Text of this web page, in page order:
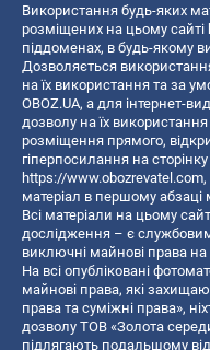
Використання будь-яких
розміщених на цьому сайті
піддоменах, в будь-якому
Дозволяється
на їх використання та за
OBOZ.UA, а для інтернет-
дозволу на їх
розміщення прямого,
гіперпосилання на
https://www.obozrevatel.com
матеріал в першому абзаці
Всі матеріали на цьому
дослідження – є
виключні майнові права
На всі опубліковані
майнові права, які
права та суміжні права»,
дозволу ТОВ «Золота
підлягають подальшому